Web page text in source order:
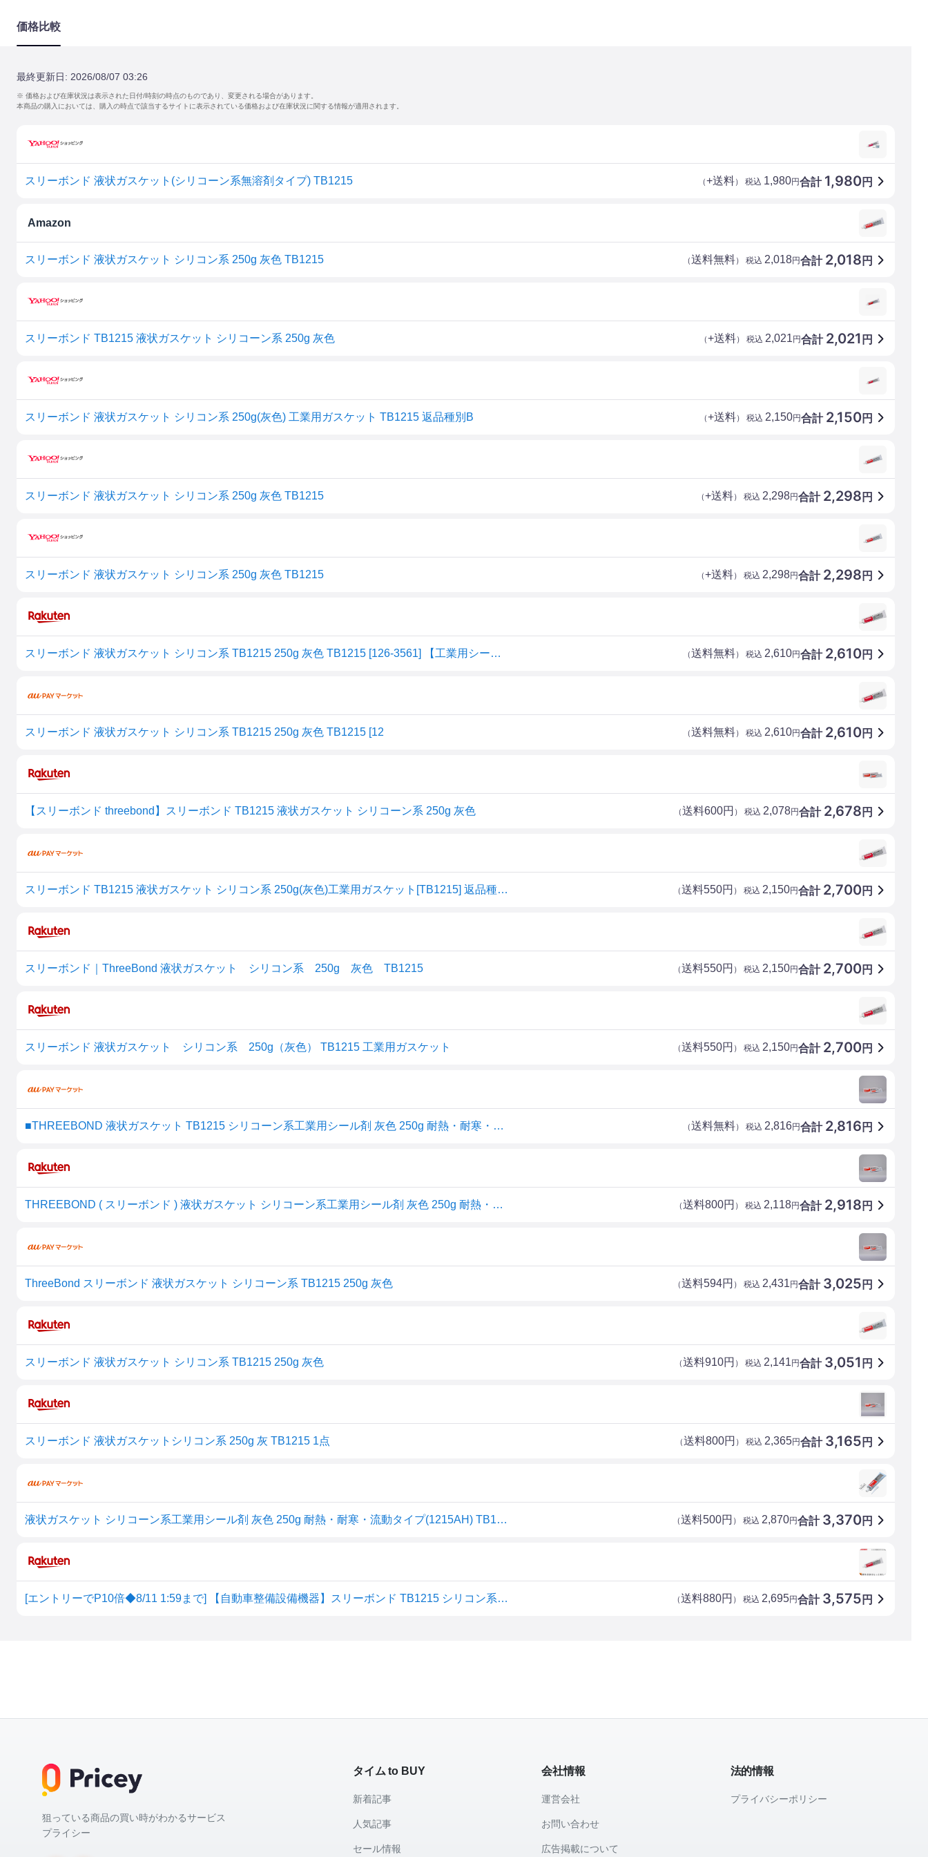
価格比較
最終更新日: 2026/08/07 03:26
※ 価格および在庫状況は表示された日付/時刻の時点のものであり、変更される場合があります。
本商品の購入においては、購入の時点で該当するサイトに表示されている価格および在庫状況に関する情報が適用されます。
スリーボンド 液状ガスケット(シリコーン系無溶剤タイプ) TB1215 合計 1,980円
（+送料） 税込 1,980円
Amazon
スリーボンド 液状ガスケット シリコン系 250g 灰色 TB1215 合計 2,018 円
（送料無料） 税込 2,018円
スリーボンド TB1215 液状ガスケット シリコーン系 250g 灰色 合計 2,021 円
（+送料） 税込 2,021円
スリーボンド 液状ガスケット シリコン系 250g(灰色) 工業用ガスケット TB1215 返品種別B 合計 2,150円
（+送料） 税込 2,150円
スリーボンド 液状ガスケット シリコン系 250g 灰色 TB1215 合計 2,298 円
（+送料） 税込 2,298円
スリーボンド 液状ガスケット シリコン系 250g 灰色 TB1215 合計 2,298 円
（+送料） 税込 2,298円
スリーボンド 液状ガスケット シリコン系 TB1215 250g 灰色 TB1215 [126-3561] 【工業用シーリング剤】 合計 2,610円
（送料無料） 税込 2,610円
スリーボンド 液状ガスケット シリコン系 TB1215 250g 灰色 TB1215 [12 合計 2,610円
（送料無料） 税込 2,610円
【スリーボンド threebond】スリーボンド TB1215 液状ガスケット シリコーン系 250g 灰色 合計 2,678 円
（送料600円 ） 税込 2,078円
スリーボンド TB1215 液状ガスケット シリコン系 250g(灰色)工業用ガスケット[TB1215] 返品種別B 合計 2,700円
（送料550円 ） 税込 2,150円
スリーボンド｜ThreeBond 液状ガスケット シリコン系 250g 灰色 TB1215 合計 2,700円
（送料550円 ） 税込 2,150円
スリーボンド 液状ガスケット シリコン系 250g（灰色） TB1215 工業用ガスケット 合計 2,700円
（送料550円 ） 税込 2,150円
■THREEBOND 液状ガスケット TB1215 シリコーン系工業用シール剤 灰色 250g 耐熱・耐寒・流動タイプ(1215 合計 2,816 円
（送料無料） 税込 2,816円
THREEBOND ( スリーボンド ) 液状ガスケット シリコーン系工業用シール剤 灰色 250g 耐熱・耐寒・流動タイプ(1215AH) ( TB1215 ) 合計 2,918 円
（送料800円 ） 税込 2,118円
ThreeBond スリーボンド 液状ガスケット シリコーン系 TB1215 250g 灰色 合計 3,025 円
（送料594円 ） 税込 2,431円
スリーボンド 液状ガスケット シリコン系 TB1215 250g 灰色 合計 3,051 円
（送料910円 ） 税込 2,141円
スリーボンド 液状ガスケットシリコン系 250g 灰 TB1215 1点 合計 3,165 円
（送料800円 ） 税込 2,365円
液状ガスケット シリコーン系工業用シール剤 灰色 250g 耐熱・耐寒・流動タイプ(1215AH) TB1215-TN WO店 合計 3,370円
（送料500円 ） 税込 2,870円
[エントリーでP10倍◆8/11 1:59まで] 【自動車整備設備機器】スリーボンド TB1215 シリコン系液状ガスケット 250g 灰色 [アストロプロダクツ・ASTROPRODUCTS]「作業アシスト用品」「工具・DIY」 合計 3,575 円
（送料880円 ） 税込 2,695円
狙っている商品の買い時がわかるサービス
プライシー
タイム to BUY
新着記事
人気記事
セール情報
会社情報
運営会社
お問い合わせ
広告掲載について
法的情報
プライバシーポリシー